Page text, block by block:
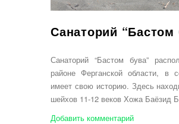
Санаторий “Бастом
Санаторий “Бастом бува”
районе Ферганской области, в
имеет свою историю. Здесь
шейхов 11-12 веков Хожа Баёзид
Добавить комментарий